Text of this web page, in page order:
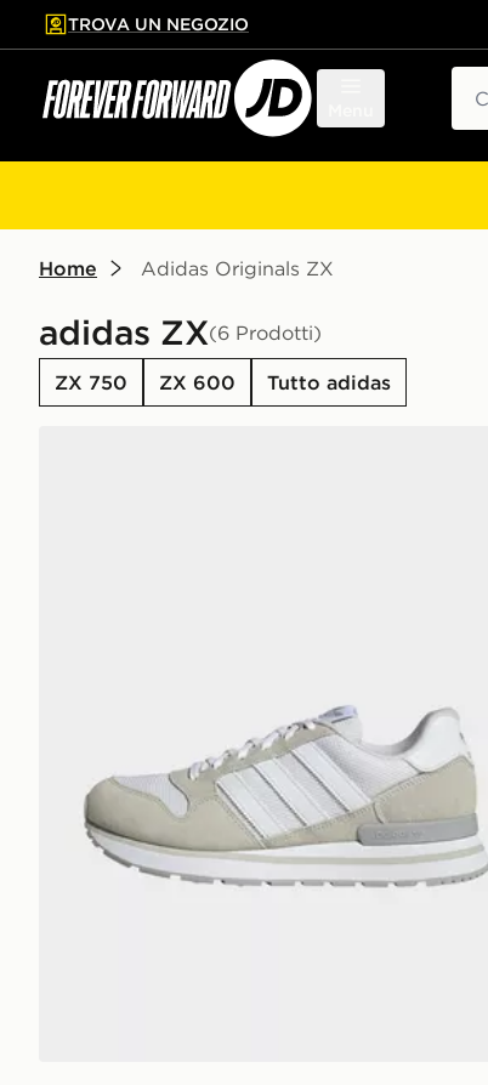
contenuto principale
a fondo pagina
TROVA UN NEGOZIO
Home Adidas Originals ZX
adidas ZX(6 Prodotti)
ZX 750 ZX 600 Tutto adidas